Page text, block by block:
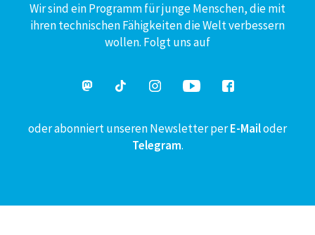
Wir sind ein Programm für junge Menschen, die mit
ihren technischen Fähigkeiten die Welt verbessern
wollen. Folgt uns auf
oder abonniert unseren Newsletter perE-Mailoder
Telegram.